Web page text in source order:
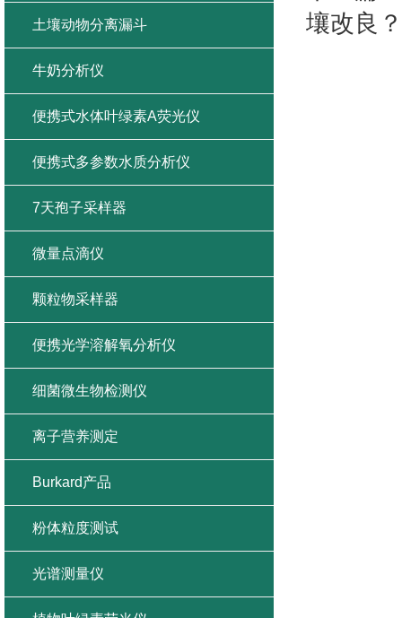
壤改良？
土壤动物分离漏斗
牛奶分析仪
便携式水体叶绿素A荧光仪
便携式多参数水质分析仪
7天孢子采样器
微量点滴仪
颗粒物采样器
便携光学溶解氧分析仪
细菌微生物检测仪
离子营养测定
Burkard产品
粉体粒度测试
光谱测量仪